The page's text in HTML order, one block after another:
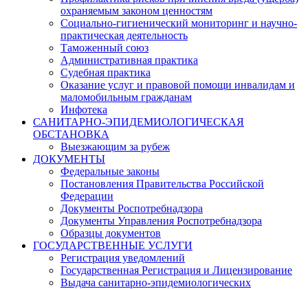
охраняемым законом ценностям
Социально-гигиенический мониторинг и научно-
практическая деятельность
Таможенный союз
Административная практика
Судебная практика
Оказание услуг и правовой помощи инвалидам и
маломобильным гражданам
Инфотека
САНИТАРНО-ЭПИДЕМИОЛОГИЧЕСКАЯ
ОБСТАНОВКА
Выезжающим за рубеж
ДОКУМЕНТЫ
Федеральные законы
Постановления Правительства Российской
Федерации
Документы Роспотребнадзора
Документы Управления Роспотребнадзора
Образцы документов
ГОСУДАРСТВЕННЫЕ УСЛУГИ
Регистрация уведомлений
Государственная Регистрация и Лицензирование
Выдача санитарно-эпидемиологических